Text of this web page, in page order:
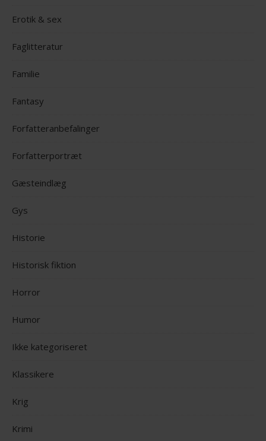
Erotik & sex
Faglitteratur
Familie
Fantasy
Forfatteranbefalinger
Forfatterportræt
Gæsteindlæg
Gys
Historie
Historisk fiktion
Horror
Humor
Ikke kategoriseret
Klassikere
Krig
Krimi